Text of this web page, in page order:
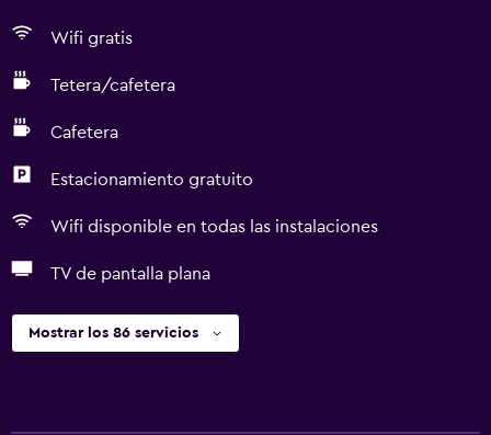
Wifi gratis
Tetera/cafetera
Cafetera
Estacionamiento gratuito
Wifi disponible en todas las instalaciones
TV de pantalla plana
Mostrar los 86 servicios